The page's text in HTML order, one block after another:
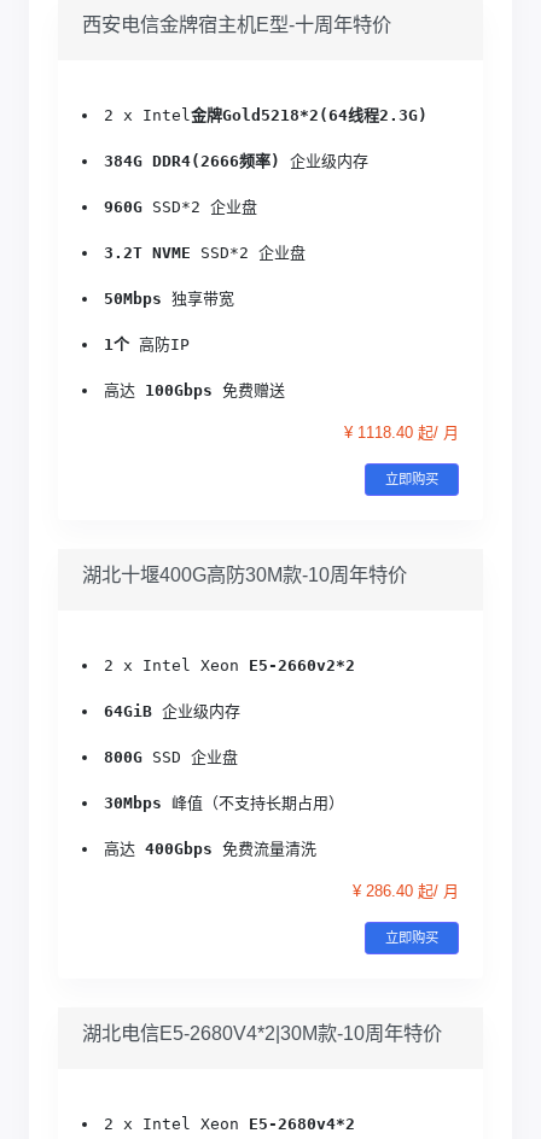
西安电信金牌宿主机E型-十周年特价
2 x Intel 金牌Gold5218*2(64线程2.3G)
384G DDR4(2666频率) 企业级内存
960G SSD*2 企业盘
3.2T NVME SSD*2 企业盘
50Mbps 独享带宽
1个 高防IP
高达 100Gbps 免费赠送
¥ 1118.40 起/ 月
立即购买
湖北十堰400G高防30M款-10周年特价
2 x Intel Xeon E5-2660v2*2
64GiB 企业级内存
800G SSD 企业盘
30Mbps 峰值（不支持长期占用）
高达 400Gbps 免费流量清洗
¥ 286.40 起/ 月
立即购买
湖北电信E5-2680V4*2|30M款-10周年特价
2 x Intel Xeon E5-2680v4*2